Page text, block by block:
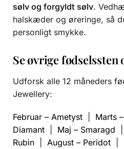
sølv og forgyldt sølv.
halskæder og øreringe, så
personligt smykke.
Se øvrige fødselssten
Udforsk alle 12 måneders
Jewellery:
Februar – Ametyst Marts
Diamant
Maj – Smaragd
Rubin
August – Peridot